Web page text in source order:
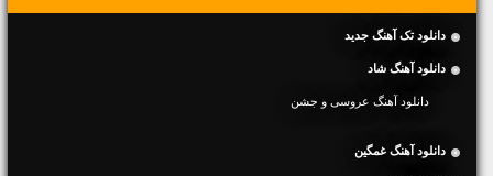
دانلود تک آهنگ جدید
دانلود آهنگ شاد
دانلود آهنگ عروسی و جشن
دانلود آهنگ غمگین